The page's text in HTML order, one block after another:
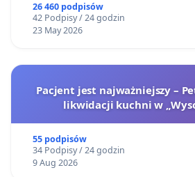
26 460 podpisów
42 Podpisy / 24 godzin
23 May 2026
Pacjent jest najważniejszy –
likwidacji kuchni w
55 podpisów
34 Podpisy / 24 godzin
9 Aug 2026